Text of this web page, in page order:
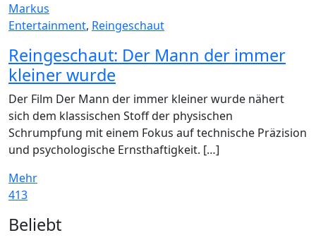
Markus
Entertainment, Reingeschaut
Reingeschaut: Der Mann der immer
kleiner wurde
Der Film Der Mann der immer kleiner wurde nähert
sich dem klassischen Stoff der physischen
Schrumpfung mit einem Fokus auf technische Präzision
und psychologische Ernsthaftigkeit. […]
Mehr
413
Widgets
Beliebt